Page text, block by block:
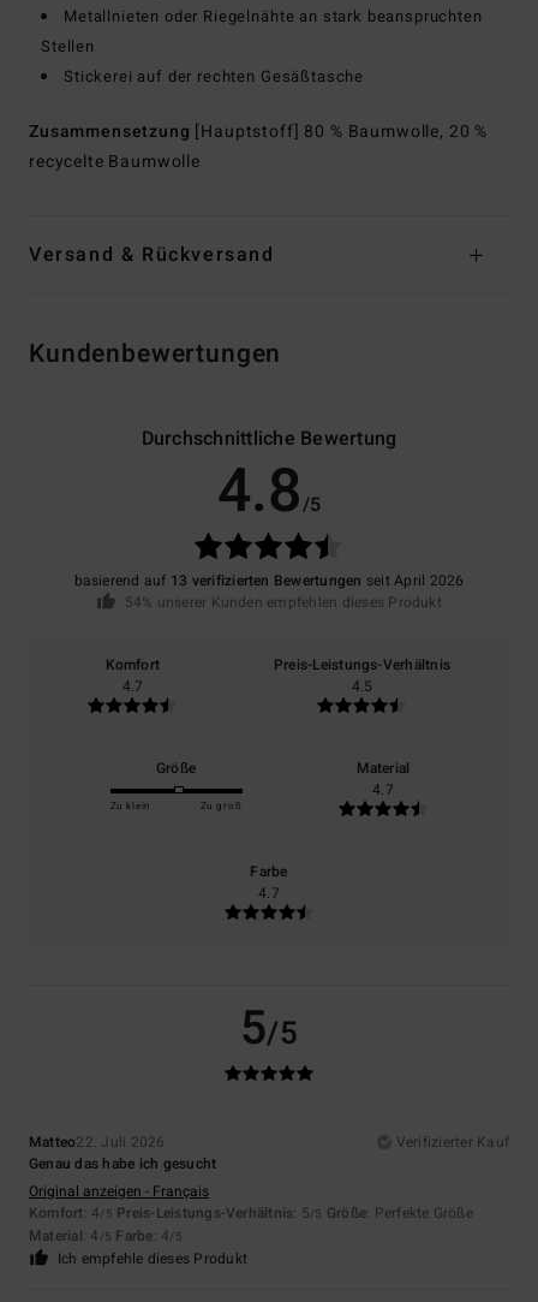
Metallnieten oder Riegelnähte an stark beanspruchten
Stellen
Stickerei auf der rechten Gesäßtasche
Zusammensetzung [Hauptstoff] 80 % Baumwolle, 20 %
recycelte Baumwolle
Versand & Rückversand
Kundenbewertungen
Durchschnittliche Bewertung
4.8/5
basierend auf 13 verifizierten Bewertungen seit April 2026
54% unserer Kunden empfehlen dieses Produkt
Komfort
4.7
Preis-Leistungs-Verhältnis
4.5
Größe
Zu klein Zu groß
Material
4.7
Farbe
4.7
5/5
Matteo22. Juli 2026
Verifizierter Kauf
Genau das habe ich gesucht
Original anzeigen - Français
Komfort: 4/5 Preis-Leistungs-Verhältnis: 5/5 Größe: Perfekte Größe
Material: 4 /5 Farbe: 4/5
Ich empfehle dieses Produkt